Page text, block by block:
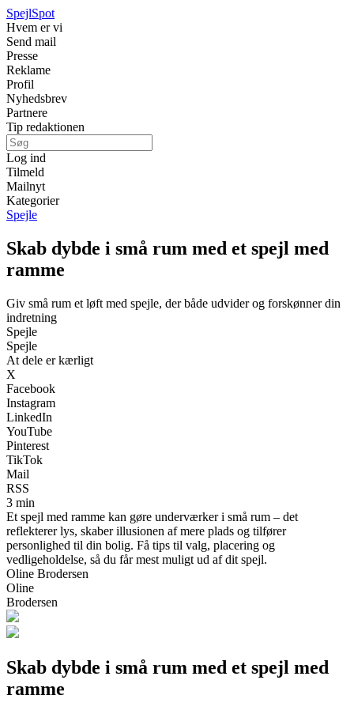
SpejlSpot
Hvem er vi
Send mail
Presse
Reklame
Profil
Nyhedsbrev
Partnere
Tip redaktionen
Log ind
Tilmeld
Mailnyt
Kategorier
Spejle
Skab dybde i små rum med et spejl med
ramme
Giv små rum et løft med spejle, der både udvider og forskønner din
indretning
Spejle
Spejle
At dele er kærligt
X
Facebook
Instagram
LinkedIn
YouTube
Pinterest
TikTok
Mail
RSS
3 min
Et spejl med ramme kan gøre underværker i små rum – det
reflekterer lys, skaber illusionen af mere plads og tilfører
personlighed til din bolig. Få tips til valg, placering og
vedligeholdelse, så du får mest muligt ud af dit spejl.
Oline Brodersen
Oline
Brodersen
Skab dybde i små rum med et spejl med
ramme